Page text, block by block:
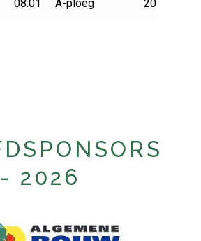
08:01 A-ploeg 2024-2025
2026